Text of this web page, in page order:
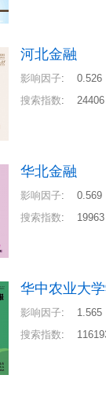
河北金融
影响因子: 0.526
搜索指数: 24406
华北金融
影响因子: 0.569
搜索指数: 19963
华中农业大
影响因子: 1.565
搜索指数: